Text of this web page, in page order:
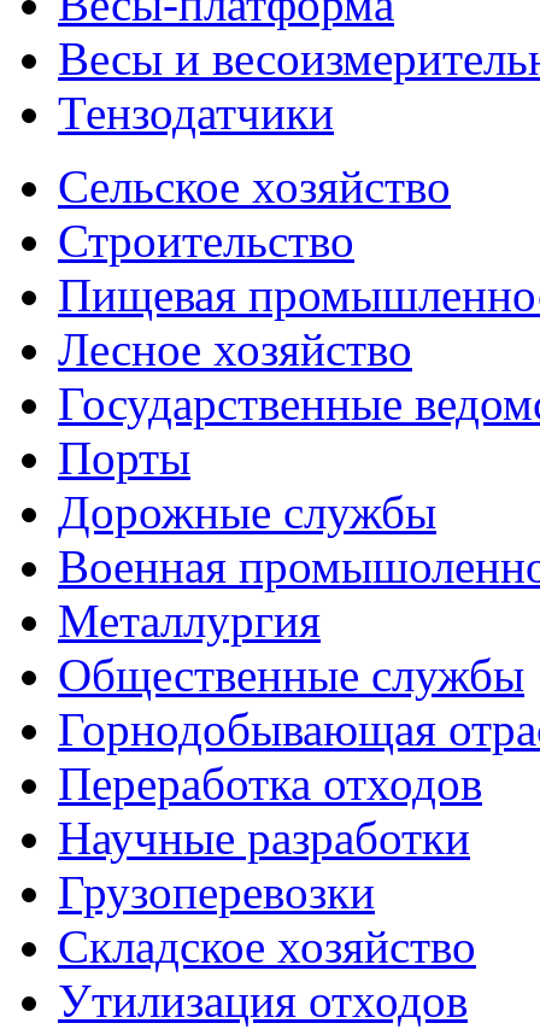
Весы и
Тензодатчики
Сельское хозяйство
Строительство
Пищевая
Лесное хозяйство
Государственные
Порты
Дорожные службы
Военная
Металлургия
Общественные службы
Горнодобывающая
Переработка отходов
Научные разработки
Грузоперевозки
Складское хозяйство
Утилизация отходов